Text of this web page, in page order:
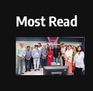
Most Read